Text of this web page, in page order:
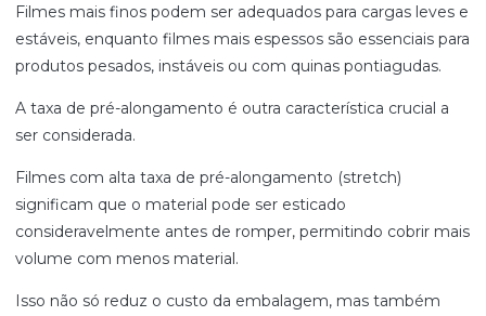
Filmes mais finos podem ser adequados para cargas leves e
estáveis, enquanto filmes mais espessos são essenciais para
produtos pesados, instáveis ou com quinas pontiagudas.
A taxa de pré-alongamento é outra característica crucial a
ser considerada.
Filmes com alta taxa de pré-alongamento (stretch)
significam que o material pode ser esticado
consideravelmente antes de romper, permitindo cobrir mais
volume com menos material.
Isso não só reduz o custo da embalagem, mas também